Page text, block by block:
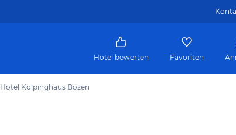
Hotel bewerten Favoriten
Hotel Kolpinghaus Bozen